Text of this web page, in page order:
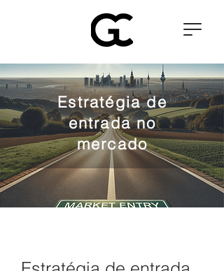
Estratégia de
entrada no
mercado